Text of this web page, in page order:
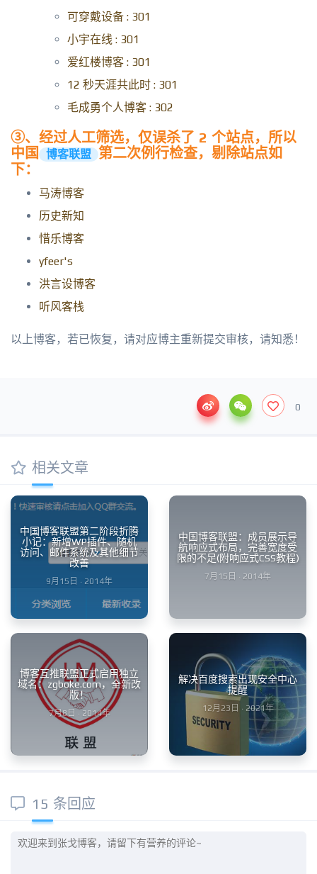
可穿戴设备 : 301
小宇在线 : 301
爱红楼博客 : 301
12 秒天涯共此时 : 301
毛成勇个人博客 : 302
③、经过人工筛选，仅误杀了 2 个站点，所以
中国
博客联盟 第二次例行检查，剔除站点如
下：
马涛博客
历史新知
惜乐博客
yfeer's
洪言设博客
听风客栈
以上博客，若已恢复，请对应博主重新提交审核，请知悉！
0
相关文章
中国博客联盟第二阶段折腾
小记：新增WP插件、随机
访问、邮件系统及其他细节
改善
9月15日 · 2014年
中国博客联盟：成员展示导
航响应式布局，完善宽度受
限的不足(附响应式CSS教程)
7月15日 · 2014年
博客互推联盟正式启用独立
域名：zgboke.com，全新改
版！
7月8日 · 2014年
解决百度搜索出现安全中心
提醒
12月23日 · 2021年
15 条回应